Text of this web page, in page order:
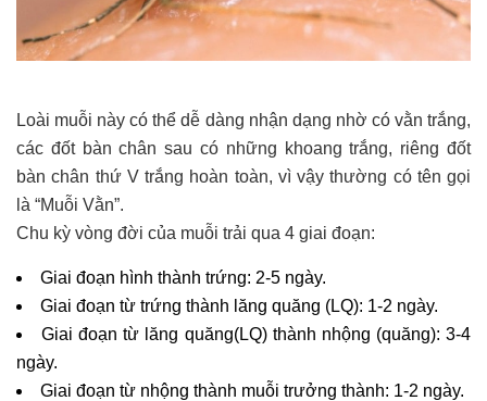
Loài muỗi này có thể dễ dàng nhận dạng nhờ có vằn trắng,
các đốt bàn chân sau có những khoang trắng, riêng đốt
bàn chân thứ V trắng hoàn toàn, vì vậy thường có tên gọi
là “Muỗi Vằn”.
Chu kỳ vòng đời của muỗi trải qua 4 giai đoạn:
Giai đoạn hình thành trứng: 2-5 ngày.
Giai đoạn từ trứng thành lăng quăng (LQ): 1-2 ngày.
Giai đoạn từ lăng quăng(LQ) thành nhộng (quăng): 3-4
ngày.
Giai đoạn từ nhộng thành muỗi trưởng thành: 1-2 ngày.